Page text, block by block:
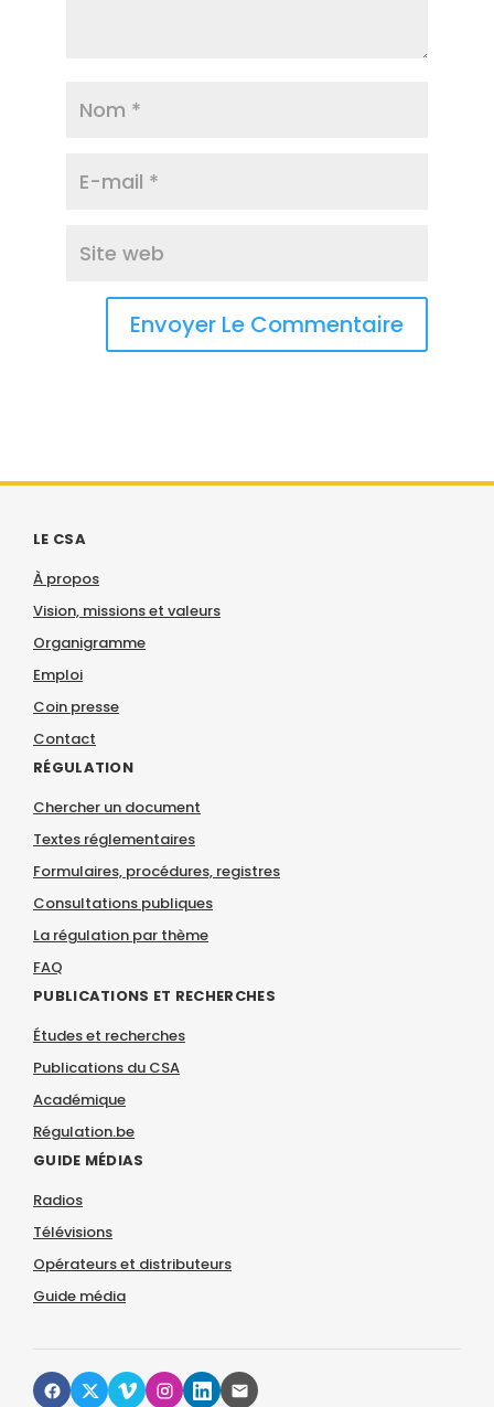
LE CSA
À propos
Vision, missions et valeurs
Organigramme
Emploi
Coin presse
Contact
RÉGULATION
Chercher un document
Textes réglementaires
Formulaires, procédures, registres
Consultations publiques
La régulation par thème
FAQ
PUBLICATIONS ET RECHERCHES
Études et recherches
Publications du CSA
Académique
Régulation.be
GUIDE MÉDIAS
Radios
Télévisions
Opérateurs et distributeurs
Guide média